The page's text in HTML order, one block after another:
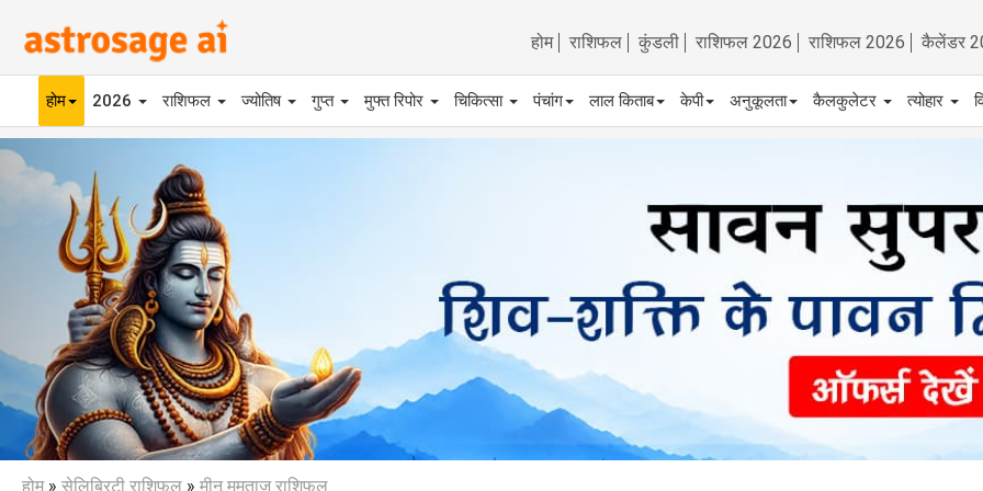
होम राशिफल कुंडली राशिफल 2026 राशिफल 2026 कैलेंडर
होम 2026 राशिफल ज्योतिष गुप्त मुफ्त रिपोर चिकित्सा पंचांग लाल किताब केपी अनुकूलता कैलकुलेटर त्योहार
Previous
होम» सेलिब्रिटी राशिफल » मीनू मुमताज़ राशिफल